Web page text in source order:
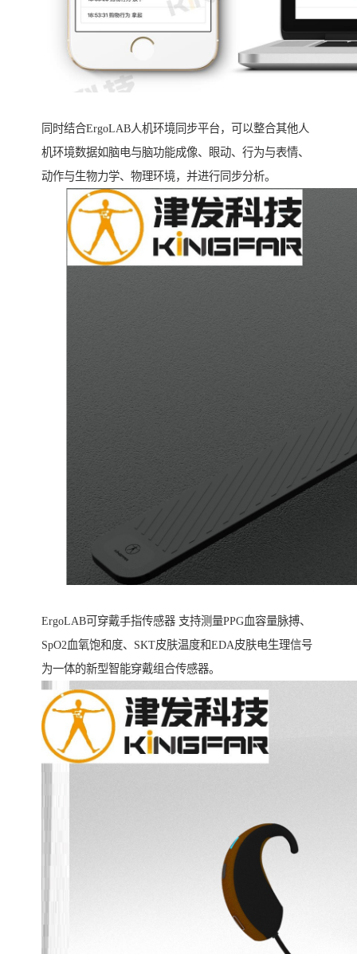
同时结合ErgoLAB人机环境同步平台，可以整合其他人
机环境数据如脑电与脑功能成像、眼动、行为与表情、
动作与生物力学、物理环境，并进行同步分析。
ErgoLAB可穿戴手指传感器 支持测量PPG血容量脉搏、
SpO2血氧饱和度、SKT皮肤温度和EDA皮肤电生理信号
为一体的新型智能穿戴组合传感器。